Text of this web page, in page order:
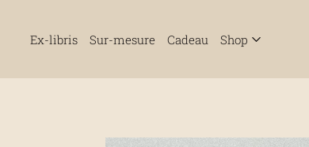
Ex-libris Sur-mesure Cadeau Shop